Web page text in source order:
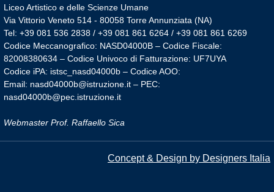
Liceo Artistico e delle Scienze Umane
Via Vittorio Veneto 514 - 80058 Torre Annunziata (NA)
Tel: +39 081 536 2838 / +39 081 861 6264 / +39 081 861 6269
Codice Meccanografico: NASD04000B – Codice Fiscale:
82008380634 – Codice Univoco di Fatturazione: UF7UYA
Codice iPA: istsc_nasd04000b – Codice AOO:
Email: nasd04000b@istruzione.it – PEC:
nasd04000b@pec.istruzione.it
Webmaster Prof. Raffaello Sica
Concept & Design by Designers Italia